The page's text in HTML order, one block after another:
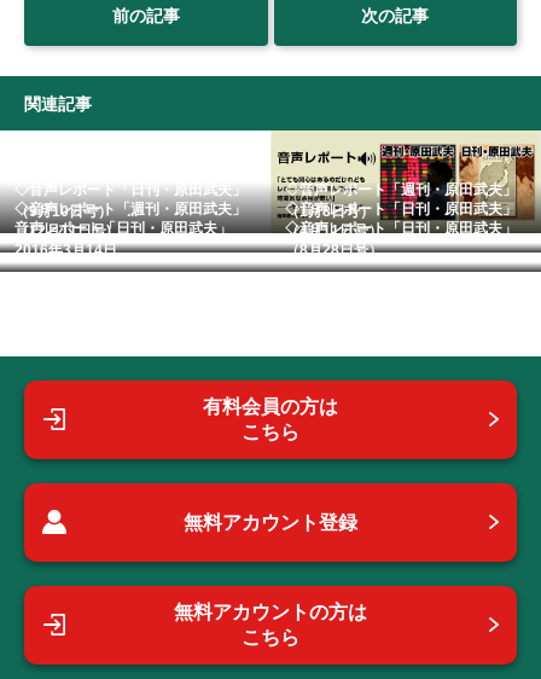
前の記事 次の記事
関連記事
◇音声レポート「日刊・原田武夫」
（9月10日号） ...
◇音声レポート「週刊・原田武夫」
（1月8日号）
◇音声レポート「週刊・原田武夫」
（12月11日号)...
◇音声レポート「日刊・原田武夫」
（4月11日号） ...
音声レポート「日刊・原田武夫」
2016年3月14日...
◇音声レポート「日刊・原田武夫」
（8月28日号） ...
有料会員の方は
こちら
無料アカウント登録
無料アカウントの方は
こちら